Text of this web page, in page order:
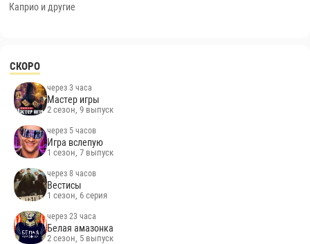
Каприо и другие
СКОРО
через 3 часа
Мастер игры
2 сезон, 9 выпуск
через 5 часов
Игра вслепую
1 сезон, 7 выпуск
через 8 часов
Вестисы
1 сезон, 6 серия
через 23 часа
Белая амазонка
2 сезон, 5 выпуск